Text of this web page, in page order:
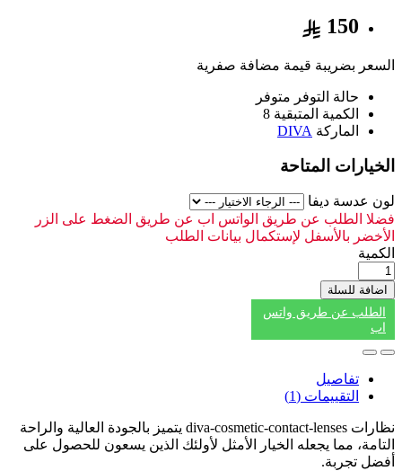
150
السعر بضريبة قيمة مضافة صفرية
حالة التوفر متوفر
الكمية المتبقية 8
الماركة DIVA
الخيارات المتاحة
لون عدسة ديفا
فضلا الطلب عن طريق الواتس اب عن طريق الضغط على الزر
الأخضر بالأسفل لإستكمال بيانات الطلب
الكمية
اضافة للسلة
الطلب عن طريق واتس
اب
تفاصيل
التقييمات (1)
نظارات diva-cosmetic-contact-lenses يتميز بالجودة العالية والراحة
التامة، مما يجعله الخيار الأمثل لأولئك الذين يسعون للحصول على
أفضل تجربة.